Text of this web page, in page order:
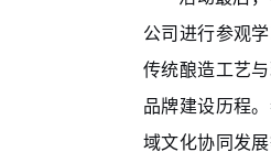
公司进行参观
传统酿造工艺
品牌建设历程
域文化协同发